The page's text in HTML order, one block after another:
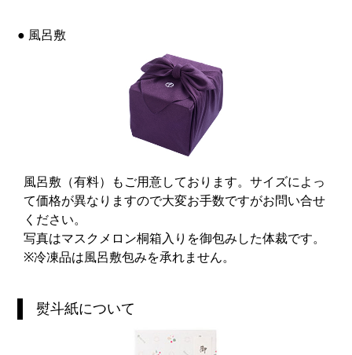
● 風呂敷
風呂敷（有料）もご用意しております。サイズによっ
て価格が異なりますので大変お手数ですがお問い合せ
ください。
写真はマスクメロン桐箱入りを御包みした体裁です。
※冷凍品は風呂敷包みを承れません。
熨斗紙について